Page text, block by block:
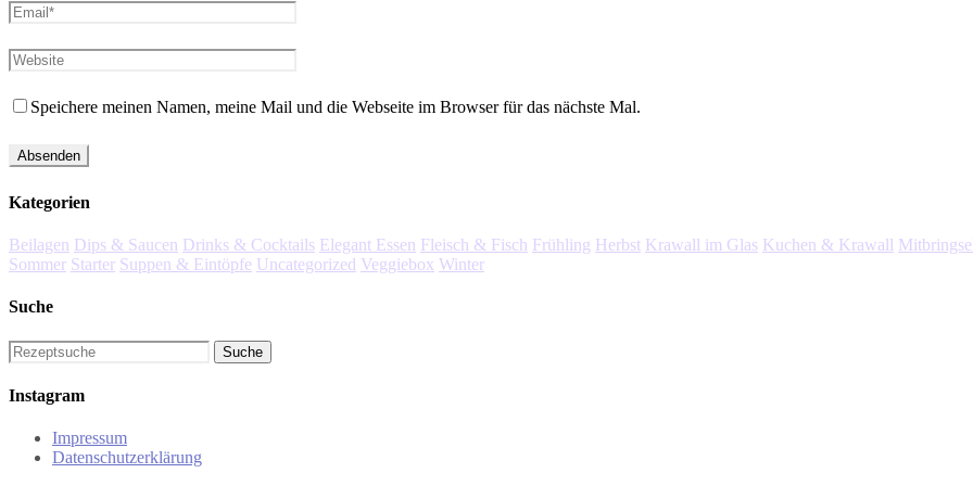
Speichere meinen Namen, meine Mail und die Webseite im Browser für das nächste Mal.
Kategorien
Beilagen Dips & Saucen Drinks & Cocktails Elegant Essen Fleisch & Fisch Frühling Herbst Krawall im Glas Kuchen & Krawall
Sommer Starter Suppen & Eintöpfe Uncategorized Veggiebox Winter
Suche
Instagram
Impressum
Datenschutzerklärung